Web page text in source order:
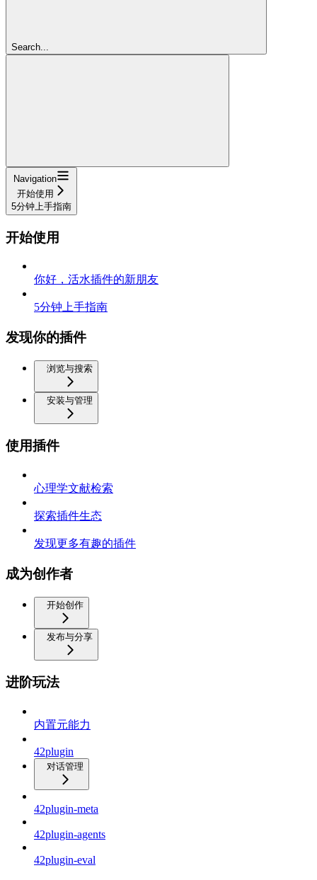
Search...
Navigation
开始使用
5分钟上手指南
开始使用
你好，活水插件的新朋友
5分钟上手指南
发现你的插件
浏览与搜索
安装与管理
使用插件
心理学文献检索
探索插件生态
发现更多有趣的插件
成为创作者
开始创作
发布与分享
进阶玩法
内置元能力
42plugin
对话管理
42plugin-meta
42plugin-agents
42plugin-eval